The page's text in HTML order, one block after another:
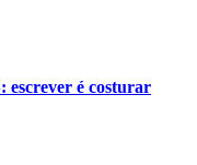
é costurar